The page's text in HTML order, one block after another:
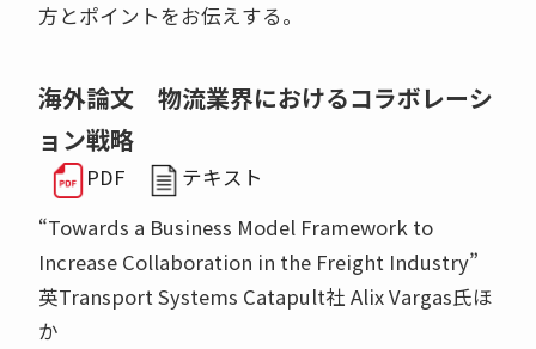
方とポイントをお伝えする。
海外論文 物流業界におけるコラボレーシ
ョン戦略
PDF
テキスト
“Towards a Business Model Framework to
Increase Collaboration in the Freight Industry”
英Transport Systems Catapult社 Alix Vargas氏ほ
か